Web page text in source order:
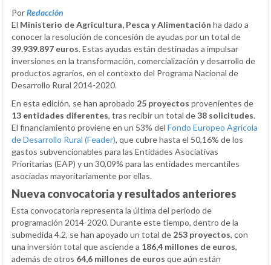
PorRedacción
El Ministerio de Agricultura, Pesca y Alimentación ha dado a
conocer la resolución de concesión de ayudas por un total de
39.939.897 euros. Estas ayudas están destinadas a impulsar
inversiones en la transformación, comercialización y desarrollo de
productos agrarios, en el contexto del Programa Nacional de
Desarrollo Rural 2014-2020.
En esta edición, se han aprobado 25 proyectos provenientes de
13 entidades diferentes, tras recibir un total de38 solicitudes.
El financiamiento proviene en un 53% del Fondo Europeo Agrícola
de Desarrollo Rural (Feader), que cubre hasta el 50,16% de los
gastos subvencionables para las Entidades Asociativas
Prioritarias (EAP) y un 30,09% para las entidades mercantiles
asociadas mayoritariamente por ellas.
Nueva convocatoria y resultados anteriores
Esta convocatoria representa la última del periodo de
programación 2014-2020. Durante este tiempo, dentro de la
submedida 4.2, se han apoyado un total de 253 proyectos, con
una inversión total que asciende a 186,4 millones de euros,
además de otros 64,6 millones de euros que aún están